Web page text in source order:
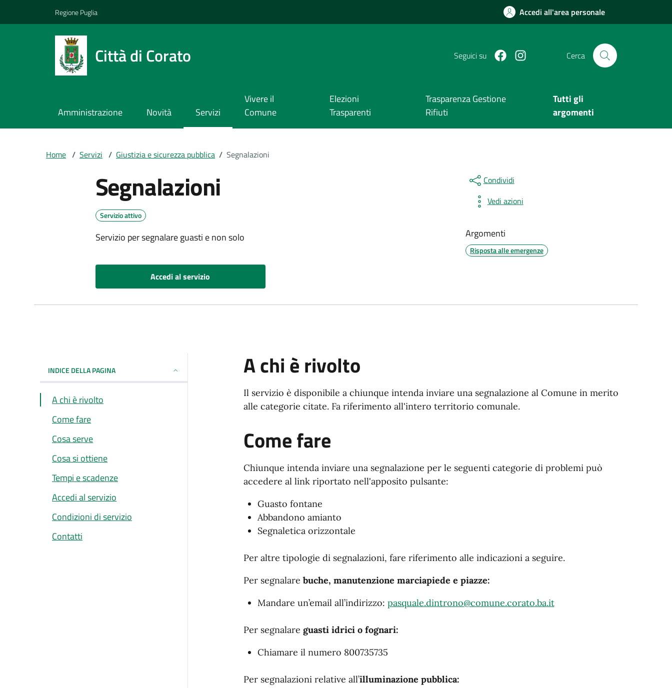
Regione Puglia Accedi all'area personale
Città di Corato Seguici su FacebookInstagram Cerca
Amministrazione Novità Servizi
Vivere il
Comune
Elezioni
Trasparenti
Trasparenza Gestione
Rifiuti
Tutti gli
argomenti
Home / Servizi / Giustizia e sicurezza pubblica / Segnalazioni
Segnalazioni
Servizio attivo
Servizio per segnalare guasti e non solo
Accedi al servizio
Condividi
Vedi azioni
Argomenti
Risposta alle emergenze
INDICE DELLA PAGINA
A chi è rivolto
Come fare
Cosa serve
Cosa si ottiene
Tempi e scadenze
Accedi al servizio
Condizioni di servizio
Contatti
A chi è rivolto
Il servizio è disponibile a chiunque intenda inviare una segnalazione al Comune in merito
alle categorie citate. Fa riferimento all'intero territorio comunale.
Come fare
Chiunque intenda inviare una segnalazione per le seguenti categorie di problemi può
accedere al link riportato nell'apposito pulsante:
Guasto fontane
Abbandono amianto
Segnaletica orizzontale
Per altre tipologie di segnalazioni, fare riferimento alle indicazioni a seguire.
Per segnalare buche, manutenzione marciapiede e piazze:
Mandare un’email all’indirizzo: pasquale.dintrono@comune.corato.ba.it
Per segnalare guasti idrici o fognari:
Chiamare il numero 800735735
Per segnalazioni relative all’illuminazione pubblica: